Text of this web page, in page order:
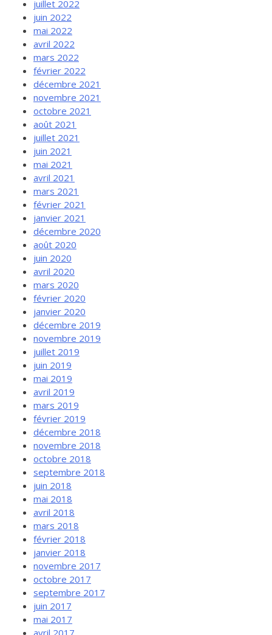
juillet 2022
juin 2022
mai 2022
avril 2022
mars 2022
février 2022
décembre 2021
novembre 2021
octobre 2021
août 2021
juillet 2021
juin 2021
mai 2021
avril 2021
mars 2021
février 2021
janvier 2021
décembre 2020
août 2020
juin 2020
avril 2020
mars 2020
février 2020
janvier 2020
décembre 2019
novembre 2019
juillet 2019
juin 2019
mai 2019
avril 2019
mars 2019
février 2019
décembre 2018
novembre 2018
octobre 2018
septembre 2018
juin 2018
mai 2018
avril 2018
mars 2018
février 2018
janvier 2018
novembre 2017
octobre 2017
septembre 2017
juin 2017
mai 2017